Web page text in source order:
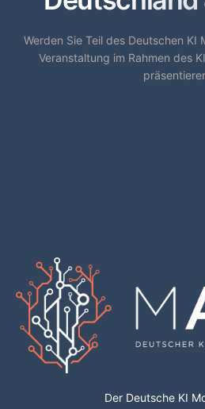
Werden Sie Teil des Deutschen KI
Veranstaltung im Rahmen des
Der Deutsche KI